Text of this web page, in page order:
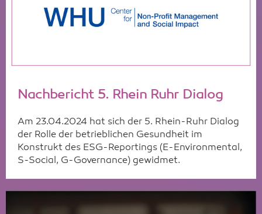
Nachbericht 5. Rhein Ruhr Dialog
Am 23.04.2024 hat sich der 5. Rhein-Ruhr Dialog
der Rolle der betrieblichen Gesundheit im
Konstrukt des ESG-Reportings (E-Environmental,
S-Social, G-Governance) gewidmet.